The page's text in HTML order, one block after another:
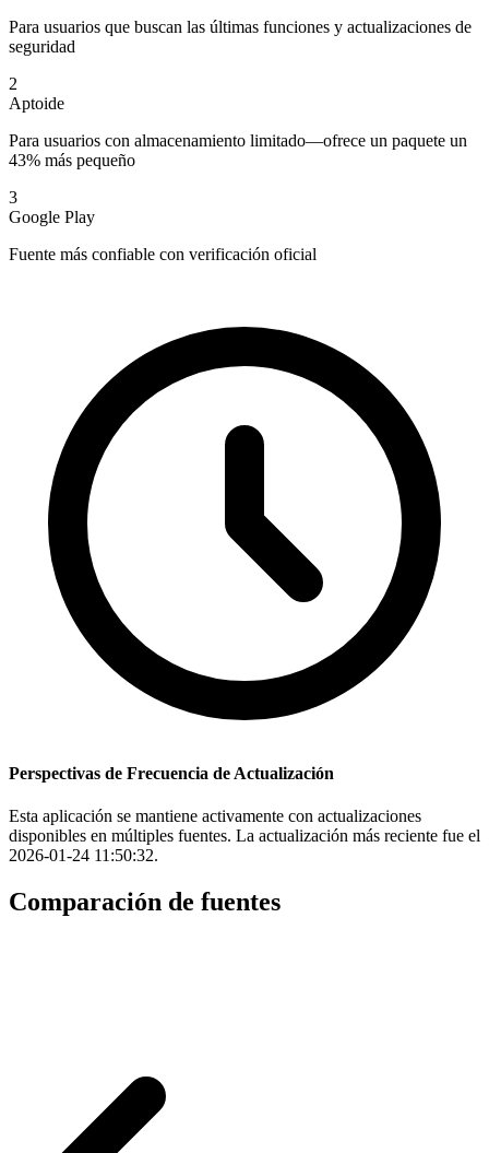
Para usuarios que buscan las últimas funciones y actualizaciones de
seguridad
2
Aptoide
Para usuarios con almacenamiento limitado—ofrece un paquete un
43% más pequeño
3
Google Play
Fuente más confiable con verificación oficial
Perspectivas de Frecuencia de Actualización
Esta aplicación se mantiene activamente con actualizaciones
disponibles en múltiples fuentes. La actualización más reciente fue el
2026-01-24 11:50:32.
Comparación de fuentes